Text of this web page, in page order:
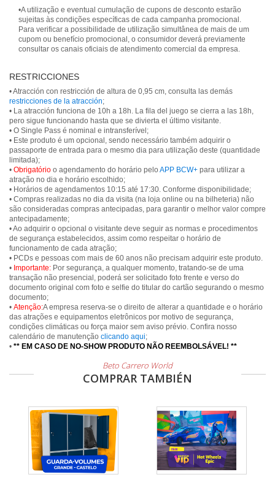
•A utilização e eventual cumulação de cupons de desconto estarão
sujeitas às condições específicas de cada campanha promocional.
Para verificar a possibilidade de utilização simultânea de mais de um
cupom ou benefício promocional, o consumidor deverá previamente
consultar os canais oficiais de atendimento comercial da empresa.
RESTRICCIONES
• Atracción con restricción de altura de 0,95 cm, consulta las demás
restricciones de la atracción;
• La atracción funciona de 10h a 18h. La fila del juego se cierra a las 18h,
pero sigue funcionando hasta que se divierta el último visitante.
• O Single Pass é nominal e intransferível;
• Este produto é um opcional, sendo necessário também adquirir o
passaporte de entrada para o mesmo dia para utilização deste (quantidade
limitada);
• Obrigatório o agendamento do horário pelo APP BCW+ para utilizar a
atração no dia e horário escolhido;
• Horários de agendamentos 10:15 até 17:30. Conforme disponibilidade;
• Compras realizadas no dia da visita (na loja online ou na bilheteria) não
são consideradas compras antecipadas, para garantir o melhor valor compre
antecipadamente;
• Ao adquirir o opcional o visitante deve seguir as normas e procedimentos
de segurança estabelecidos, assim como respeitar o horário de
funcionamento de cada atração;
• PCDs e pessoas com mais de 60 anos não precisam adquirir este produto.
• Importante: Por segurança, a qualquer momento, tratando-se de uma
transação não presencial, poderá ser solicitado foto frente e verso do
documento original com foto e selfie do titular do cartão segurando o mesmo
documento;
• Atenção:A empresa reserva-se o direito de alterar a quantidade e o horário
das atrações e equipamentos eletrônicos por motivo de segurança,
condições climáticas ou força maior sem aviso prévio. Confira nosso
calendário de manutenção clicando aqui;
• ** EM CASO DE NO-SHOW PRODUTO NÃO REEMBOLSÁVEL! **
Beto Carrero World
COMPRAR TAMBIÉN